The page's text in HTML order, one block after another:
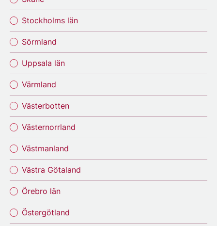
Stockholms län
Sörmland
Uppsala län
Värmland
Västerbotten
Västernorrland
Västmanland
Västra Götaland
Örebro län
Östergötland